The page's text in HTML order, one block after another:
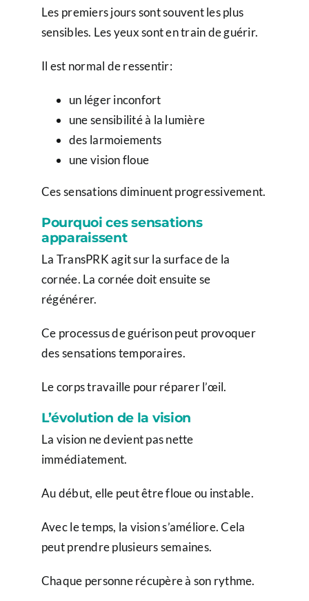
Les premiers jours sont souvent les plus
sensibles. Les yeux sont en train de guérir.
Il est normal de ressentir:
un léger inconfort
une sensibilité à la lumière
des larmoiements
une vision floue
Ces sensations diminuent progressivement.
Pourquoi ces sensations
apparaissent
La TransPRK agit sur la surface de la
cornée. La cornée doit ensuite se
régénérer.
Ce processus de guérison peut provoquer
des sensations temporaires.
Le corps travaille pour réparer l’œil.
L’évolution de la vision
La vision ne devient pas nette
immédiatement.
Au début, elle peut être floue ou instable.
Avec le temps, la vision s’améliore. Cela
peut prendre plusieurs semaines.
Chaque personne récupère à son rythme.